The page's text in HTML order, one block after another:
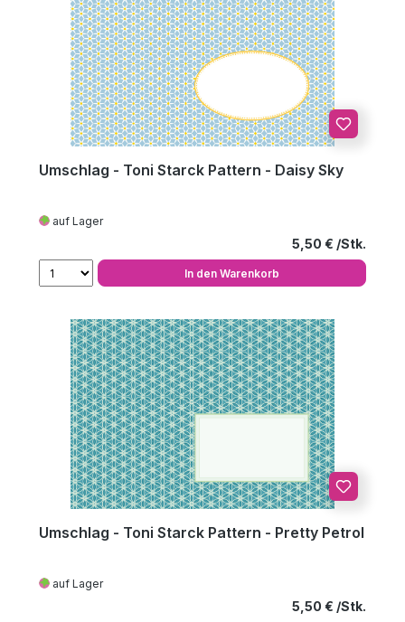
Umschlag - Toni Starck Pattern - Daisy Sky
auf Lager
Regulärer
5,50 €
In den Warenkorb
Umschlag - Toni Starck Pattern - Pretty Petrol
auf Lager
Regulärer
5,50 €